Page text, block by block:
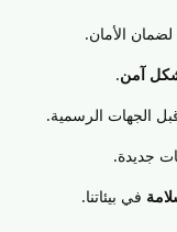
لضمان الأمان.
آمن.
الجهات الرسمية.
جديدة.
في بيئاتنا.